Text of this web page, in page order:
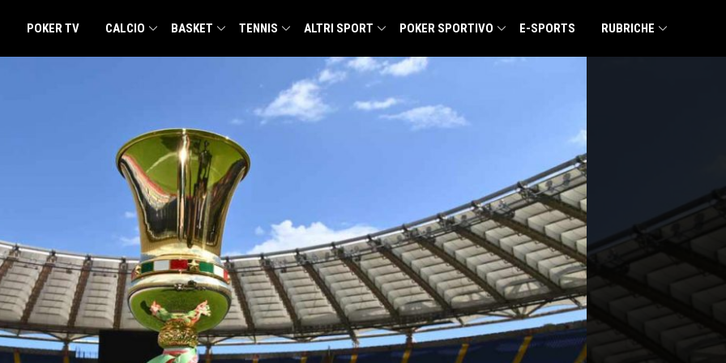
POKER TV CALCIO BASKET TENNIS ALTRI SPORT POKER SPORTIVO E-SPORTS RUBRICHE